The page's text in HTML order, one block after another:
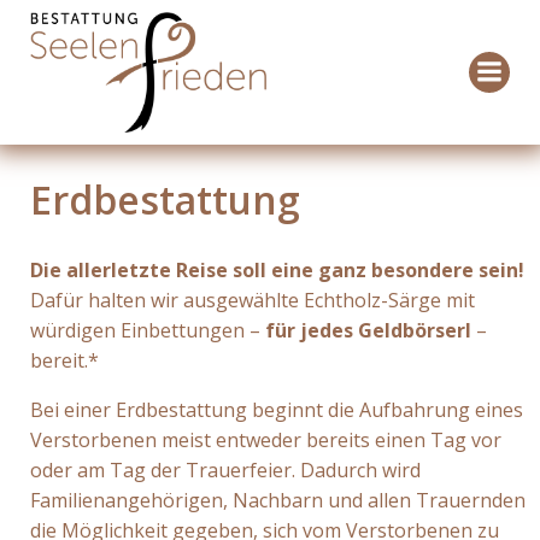
Erdbestattung
Die allerletzte Reise soll eine ganz besondere sein!
Dafür halten wir ausgewählte Echtholz-Särge mit
würdigen Einbettungen – für jedes Geldbörserl –
bereit.*
Bei einer Erdbestattung beginnt die Aufbahrung eines
Verstorbenen meist entweder bereits einen Tag vor
oder am Tag der Trauerfeier. Dadurch wird
Familienangehörigen, Nachbarn und allen Trauernden
die Möglichkeit gegeben, sich vom Verstorbenen zu